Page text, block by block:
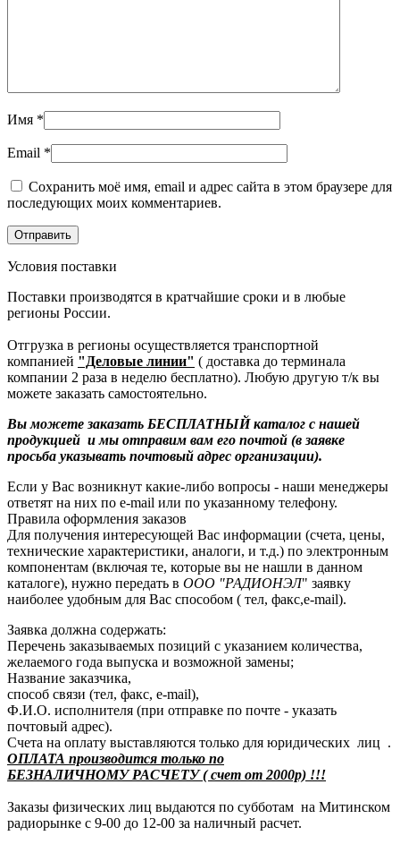
Имя *
Email *
Сохранить моё имя, email и адрес сайта в этом браузере для
последующих моих комментариев.
Условия поставки
Поставки производятся в кратчайшие сроки и в любые
регионы России.
Отгрузка в регионы осуществляется транспортной
компанией "Деловые линии" ( доставка до терминала
компании 2 раза в неделю бесплатно). Любую другую т/к вы
можете заказать самостоятельно.
Вы можете заказать БЕСПЛАТНЫЙ каталог с нашей
продукцией и мы отправим вам его почтой (в заявке
просьба указывать почтовый адрес организации).
Если у Вас возникнут какие-либо вопросы - наши менеджеры
ответят на них по e-mail или по указанному телефону.
Правила оформления заказов
Для получения интересующей Вас информации (счета, цены,
технические характеристики, аналоги, и т.д.) по электронным
компонентам (включая те, которые вы не нашли в данном
каталоге), нужно передать в ООО "РАДИОНЭЛ" заявку
наиболее удобным для Вас способом ( тел, факс,e-mail).
Заявка должна содержать:
Перечень заказываемых позиций с указанием количества,
желаемого года выпуска и возможной замены;
Название заказчика,
способ связи (тел, факс, e-mail),
Ф.И.О. исполнителя (при отправке по почте - указать
почтовый адрес).
Счета на оплату выставляются только для юридических лиц .
ОПЛАТА производится только по
БЕЗНАЛИЧНОМУ РАСЧЕТУ ( счет от 2000р) !!!
Заказы физических лиц выдаются по субботам на Митинском
радиорынке с 9-00 до 12-00 за наличный расчет.